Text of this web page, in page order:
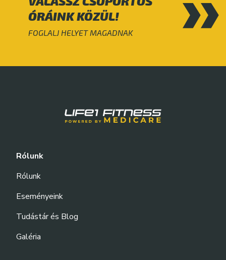
ÓRÁINK KÖZÜL!
FOGLALJ HELYET MAGADNAK
Rólunk
Rólunk
Eseményeink
Tudástár és Blog
Galéria